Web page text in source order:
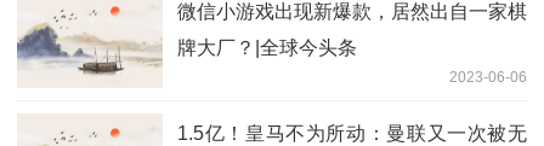
微信小游戏出现新爆款，居然出自一家棋
牌大厂？|全球今头条
2023-06-06
1.5亿！皇马不为所动：曼联又一次被无